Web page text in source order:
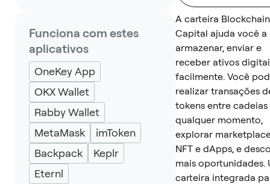
Funciona com estes
aplicativos
OneKey App
OKX Wallet
Rabby Wallet
MetaMask
imToken
Backpack
Keplr
Eternl
A carteira Blockchain
Capital ajuda você a
armazenar, enviar e
receber ativos
facilmente. Você
realizar transações
tokens entre cadeias
qualquer momento,
explorar
NFT e dApps, e
mais oportunidades.
carteira integrada